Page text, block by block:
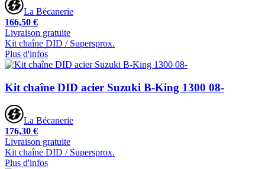
La Bécanerie
166,50 €
Livraison gratuite
Kit chaîne DID / Supersprox.
Plus d'infos
Kit chaîne DID acier Suzuki B-King 1300 08-
La Bécanerie
176,30 €
Livraison gratuite
Kit chaîne DID / Supersprox.
Plus d'infos